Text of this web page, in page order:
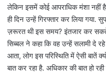
लेकिन इसमें कोई आपराधिक मंशा नहीं
ही दिन उन्हें गिरफ्तार कर लिया गया.
ज़रूरत थी इस समय? इंतजार कर
सिब्बल ने कहा कि वह उन्हें सलामी दे
आता, लोग इस परिस्थिति में ऐसी बातें
बात कर रहा है. अधिकार की बात हो